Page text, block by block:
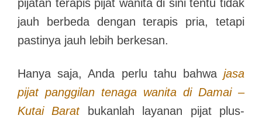
pijatan terapis pijat wanita di sini tentu tidak
jauh berbeda dengan terapis pria, tetapi
pastinya jauh lebih berkesan.
Hanya saja, Anda perlu tahu bahwa jasa
pijat panggilan tenaga wanita di Damai –
Kutai Baratbukanlah layanan pijat plus-